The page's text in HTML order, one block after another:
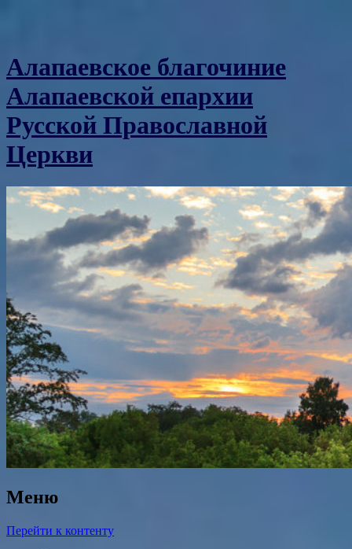
Алапаевское благочиние
Алапаевской епархии
Русской Православной
Церкви
Меню
Перейти к контенту